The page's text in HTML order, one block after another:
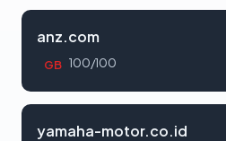
anz.com
GB 100/100
yamaha-motor.co.id